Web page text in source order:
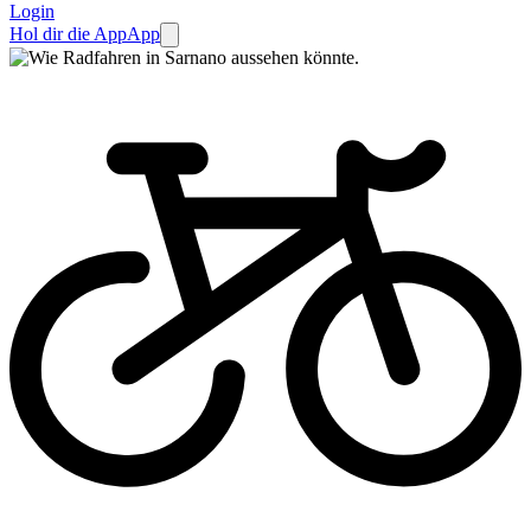
Login
Hol dir die AppApp